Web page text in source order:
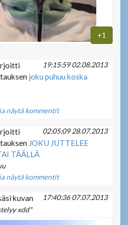
+1
19:15:59 02.08.2013
joku puhuu koska
näytä kommentit
02:05:09 28.07.2013
JOKU JUTTELEE
TÄÄLLÄ
näytä kommentit
17:40:36 07.07.2013
kuvan
xdd"